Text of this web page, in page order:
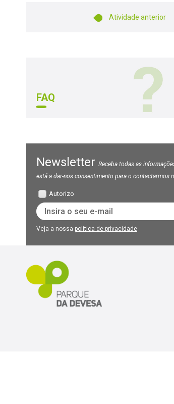
Atividade anterior
FAQ
Newsletter Receba todas as
está a dar-nos consentimento para o contactarmos
Autorizo
Veja a nossa política de privacidade